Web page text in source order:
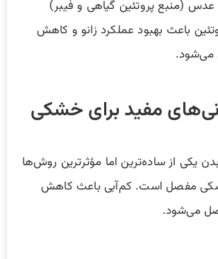
(منبع پروتئین گیاهی و فیبر)
باعث بهبود عملکرد زانو و کاهش
مفید برای خشکی
یکی از ساده‌ترین اما مؤثرترین روش‌ها
مفصل است. کم‌آبی باعث کاهش
می‌شود.